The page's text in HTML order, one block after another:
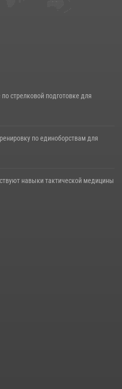
Виталием Кузнецовым
стрелковой подготовке для
по единоборствам для
навыки тактической медицины